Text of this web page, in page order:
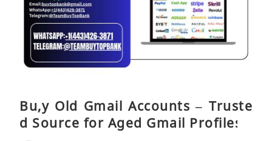
Bu,y Old Gmail Accounts – Truste
d Source for Aged Gmail Profiles